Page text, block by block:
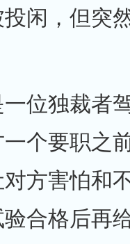
闲，但突
位独裁者
个要职之
方害怕和
合格后再